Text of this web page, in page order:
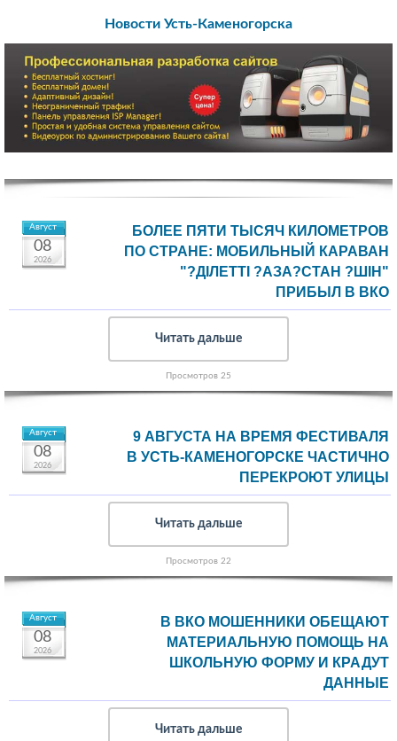
Новости Усть-Каменогорска
Август
08
2026
БОЛЕЕ ПЯТИ ТЫСЯЧ КИЛОМЕТРОВ
ПО СТРАНЕ: МОБИЛЬНЫЙ КАРАВАН
"?ДІЛЕТТІ ?АЗА?СТАН ?ШІН"
ПРИБЫЛ В ВКО
Читать дальше
Просмотров 25
Август
08
2026
9 АВГУСТА НА ВРЕМЯ ФЕСТИВАЛЯ
В УСТЬ-КАМЕНОГОРСКЕ ЧАСТИЧНО
ПЕРЕКРОЮТ УЛИЦЫ
Читать дальше
Просмотров 22
Август
08
2026
В ВКО МОШЕННИКИ ОБЕЩАЮТ
МАТЕРИАЛЬНУЮ ПОМОЩЬ НА
ШКОЛЬНУЮ ФОРМУ И КРАДУТ
ДАННЫЕ
Читать дальше